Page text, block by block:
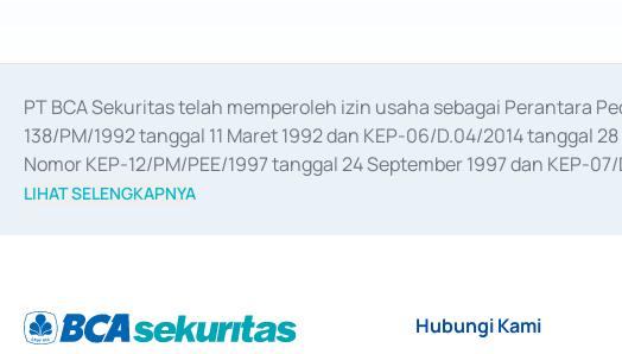
PT BCA Sekuritas telah memperoleh izin usaha sebagai Perantara
138/PM/1992 tanggal 11 Maret 1992 dan KEP-06/D.04/2014 tanggal
Nomor KEP-12/PM/PEE/1997 tanggal 24 September 1997 dan KEP-
merger, akuisisi, divestasi, dan
LIHAT SELENGKAPNYA
Hubungi Kami